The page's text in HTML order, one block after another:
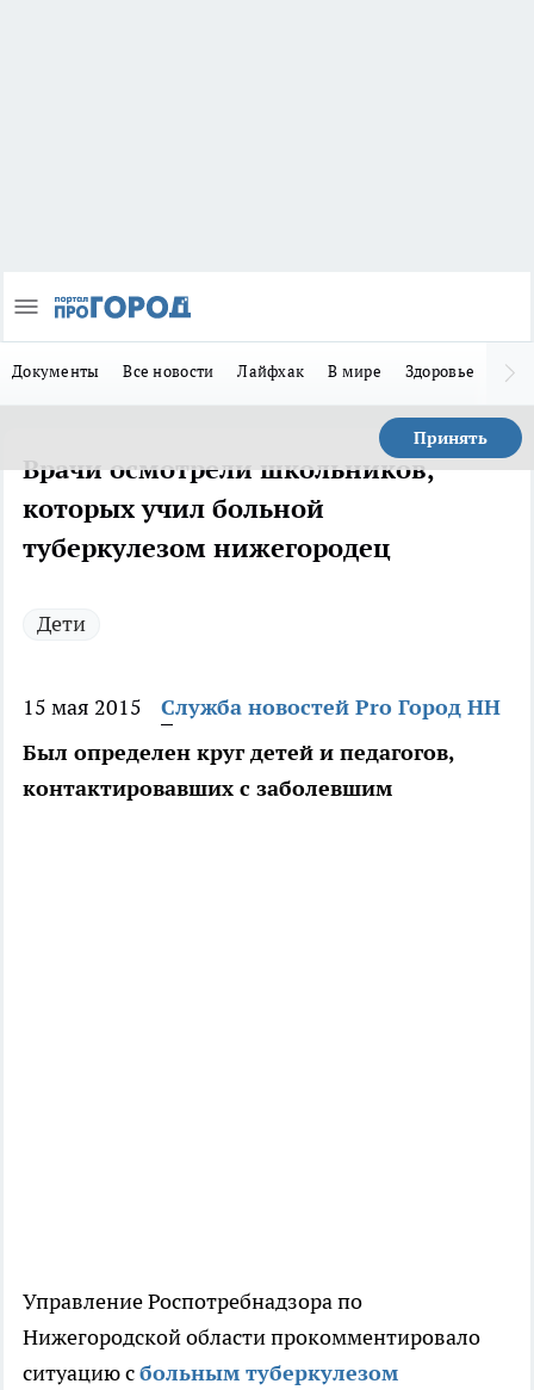
Документы Все новости Лайфхак В мире Здоровье
Принять
Врачи осмотрели школьников,
которых учил больной
туберкулезом нижегородец
Дети
15 мая 2015
Служба новостей Pro Город НН
Был определен круг детей и педагогов,
контактировавших с заболевшим
Управление Роспотребнадзора по
Нижегородской области прокомментировало
ситуацию сбольным туберкулезом